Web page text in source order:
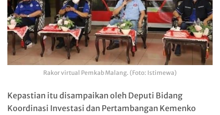
Rakor virtual Pemkab Malang. (Foto: Istimewa)
Kepastian itu disampaikan oleh Deputi Bidang
Koordinasi Investasi dan Pertambangan Kemenko